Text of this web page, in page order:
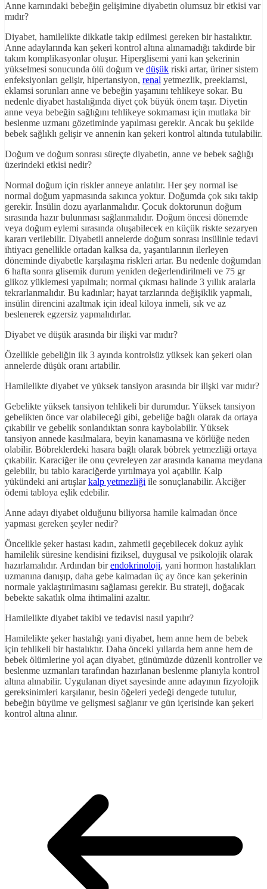
Anne karnındaki bebeğin gelişimine diyabetin olumsuz bir etkisi var
mıdır?
Diyabet, hamilelikte dikkatle takip edilmesi gereken bir hastalıktır.
Anne adaylarında kan şekeri kontrol altına alınamadığı takdirde bir
takım komplikasyonlar oluşur. Hiperglisemi yani kan şekerinin
yükselmesi sonucunda ölü doğum ve düşük riski artar, üriner sistem
enfeksiyonları gelişir, hipertansiyon, renal yetmezlik, preeklamsi,
eklamsi sorunları anne ve bebeğin yaşamını tehlikeye sokar. Bu
nedenle diyabet hastalığında diyet çok büyük önem taşır. Diyetin
anne veya bebeğin sağlığını tehlikeye sokmaması için mutlaka bir
beslenme uzmanı gözetiminde yapılması gerekir. Ancak bu şekilde
bebek sağlıklı gelişir ve annenin kan şekeri kontrol altında tutulabilir.
Doğum ve doğum sonrası süreçte diyabetin, anne ve bebek sağlığı
üzerindeki etkisi nedir?
Normal doğum için riskler anneye anlatılır. Her şey normal ise
normal doğum yapmasında sakınca yoktur. Doğumda çok sıkı takip
gerekir. İnsülin dozu ayarlanmalıdır. Çocuk doktorunun doğum
sırasında hazır bulunması sağlanmalıdır. Doğum öncesi dönemde
veya doğum eylemi sırasında oluşabilecek en küçük riskte sezaryen
kararı verilebilir. Diyabetli annelerde doğum sonrası insülinle tedavi
ihtiyacı genellikle ortadan kalksa da, yaşantılarının ilerleyen
döneminde diyabetle karşılaşma riskleri artar. Bu nedenle doğumdan
6 hafta sonra glisemik durum yeniden değerlendirilmeli ve 75 gr
glikoz yüklemesi yapılmalı; normal çıkması halinde 3 yıllık aralarla
tekrarlanmalıdır. Bu kadınlar; hayat tarzlarında değişiklik yapmalı,
insülin direncini azaltmak için ideal kiloya inmeli, sık ve az
beslenerek egzersiz yapmalıdırlar.
Diyabet ve düşük arasında bir ilişki var mıdır?
Özellikle gebeliğin ilk 3 ayında kontrolsüz yüksek kan şekeri olan
annelerde düşük oranı artabilir.
Hamilelikte diyabet ve yüksek tansiyon arasında bir ilişki var mıdır?
Gebelikte yüksek tansiyon tehlikeli bir durumdur. Yüksek tansiyon
gebelikten önce var olabileceği gibi, gebeliğe bağlı olarak da ortaya
çıkabilir ve gebelik sonlandıktan sonra kaybolabilir. Yüksek
tansiyon annede kasılmalara, beyin kanamasına ve körlüğe neden
olabilir. Böbreklerdeki hasara bağlı olarak böbrek yetmezliği ortaya
çıkabilir. Karaciğer ile onu çevreleyen zar arasında kanama meydana
gelebilir, bu tablo karaciğerde yırtılmaya yol açabilir. Kalp
yükündeki ani artışlarkalp yetmezliği ile sonuçlanabilir. Akciğer
ödemi tabloya eşlik edebilir.
Anne adayı diyabet olduğunu biliyorsa hamile kalmadan önce
yapması gereken şeyler nedir?
Öncelikle şeker hastası kadın, zahmetli geçebilecek dokuz aylık
hamilelik süresine kendisini fiziksel, duygusal ve psikolojik olarak
hazırlamalıdır. Ardından birendokrinoloji, yani hormon hastalıkları
uzmanına danışıp, daha gebe kalmadan üç ay önce kan şekerinin
normale yaklaştırılmasını sağlaması gerekir. Bu strateji, doğacak
bebekte sakatlık olma ihtimalini azaltır.
Hamilelikte diyabet takibi ve tedavisi nasıl yapılır?
Hamilelikte şeker hastalığı yani diyabet, hem anne hem de bebek
için tehlikeli bir hastalıktır. Daha önceki yıllarda hem anne hem de
bebek ölümlerine yol açan diyabet, günümüzde düzenli kontroller ve
beslenme uzmanları tarafından hazırlanan beslenme planıyla kontrol
altına alınabilir. Uygulanan diyet sayesinde anne adayının fizyolojik
gereksinimleri karşılanır, besin öğeleri yedeği dengede tutulur,
bebeğin büyüme ve gelişmesi sağlanır ve gün içerisinde kan şekeri
kontrol altına alınır.